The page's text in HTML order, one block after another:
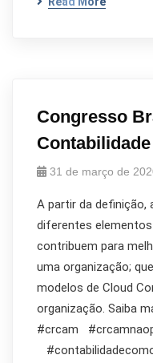
Congresso
Contabilidade
31 de março de
A partir da definição,
diferentes
contribuem para
uma organização;
modelos de Cloud
organização. Saiba
#crcam